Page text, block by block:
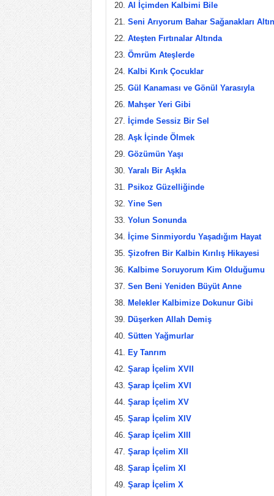
Al İçimden Kalbimi Bile
Seni Arıyorum Bahar Sağanakları
Ateşten Fırtınalar Altında
Ömrüm Ateşlerde
Kalbi Kırık Çocuklar
Gül Kanaması ve Gönül Yarasıyla
Mahşer Yeri Gibi
İçimde Sessiz Bir Sel
Aşk İçinde Ölmek
Gözümün Yaşı
Yaralı Bir Aşkla
Psikoz Güzelliğinde
Yine Sen
Yolun Sonunda
İçime Sinmiyordu Yaşadığım Hayat
Şizofren Bir Kalbin Kırılış Hikayesi
Kalbime Soruyorum Kim Olduğumu
Sen Beni Yeniden Büyüt Anne
Melekler Kalbimize Dokunur Gibi
Düşerken Allah Demiş
Sütten Yağmurlar
Ey Tanrım
Şarap İçelim XVII
Şarap İçelim XVI
Şarap İçelim XV
Şarap İçelim XIV
Şarap İçelim XIII
Şarap İçelim XII
Şarap İçelim XI
Şarap İçelim X